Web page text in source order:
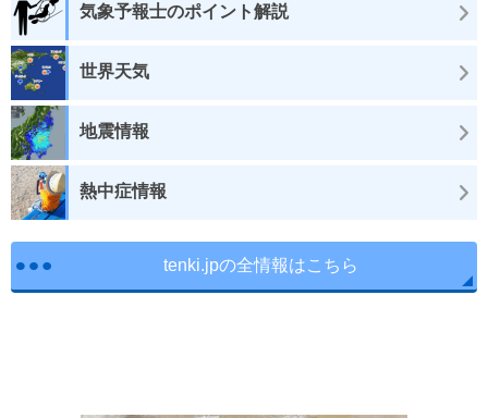
気象予報士のポイント解説
世界天気
地震情報
熱中症情報
tenki.jpの全情報はこちら